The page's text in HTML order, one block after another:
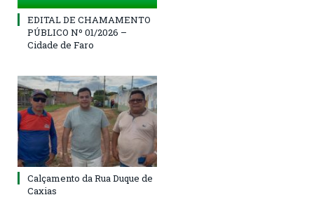
EDITAL DE CHAMAMENTO
PÚBLICO Nº 01/2026 –
Cidade de Faro
Calçamento da Rua Duque de
Caxias